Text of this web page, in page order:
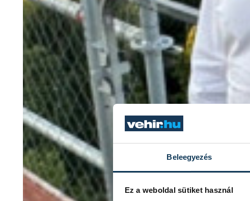
Beleegyezés
Ez a weboldal sütiket használ